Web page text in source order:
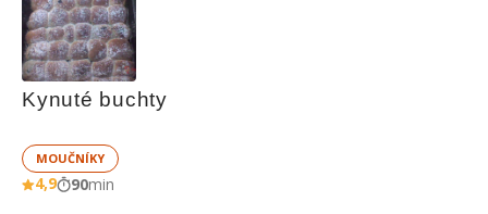
Kynuté buchty
MOUČNÍKY
4,9 90min